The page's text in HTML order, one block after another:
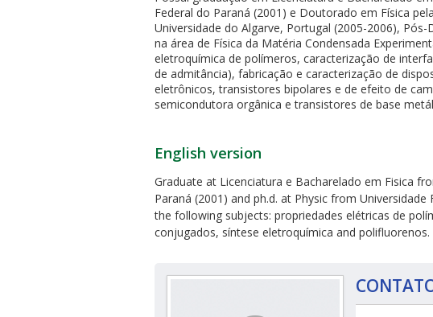
Federal do Paraná (2001) e Doutorado em Física
Universidade do Algarve, Portugal (2005-2006),
na área de Física da Matéria Condensada
eletroquímica de polímeros, caracterização de
de admitância), fabricação e caracterização de
eletrônicos, transistores bipolares e de efeito de
semicondutora orgânica e transistores de base
English version
Graduate at Licenciatura e Bacharelado em Fisica
Paraná (2001) and ph.d. at Physic from
the following subjects: propriedades elétricas de
conjugados, síntese eletroquímica and polifluorenos.